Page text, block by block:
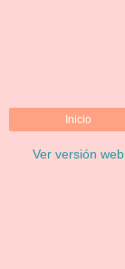
Inicio
Ver versión web